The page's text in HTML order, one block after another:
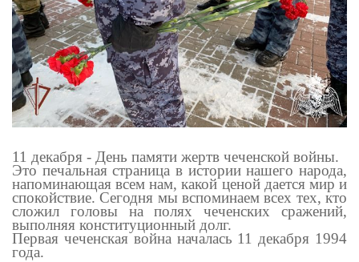
11 декабря - День памяти жертв чеченской войны.
Это печальнаястраница в историинашего народа,
напоминающая всем нам, какой ценой дается мир и
спокойствие. Сегодня мы вспоминаем всех тех, кто
сложил головы на полях чеченских сражений,
выполняя конституционный долг.
Первая чеченская война началась 11 декабря 1994
года.